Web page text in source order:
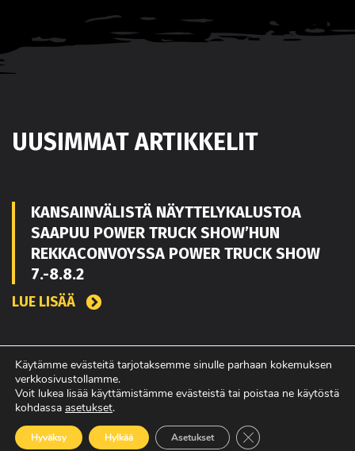
UUSIMMAT ARTIKKELIT
KANSAINVÄLISTÄ NÄYTTELYKALUSTOA
SAAPUU POWER TRUCK SHOW’HUN
REKKACONVOYSSA POWER TRUCK SHOW
7.-8.8.2
LUE LISÄÄ
TOUKO KAAKKO VAHVISTAMAAN MATEKON
MYYNTIÄ PIRKANMAALLA
LUE LISÄÄ
Käytämme evästeitä tarjotaksemme sinulle parhaan kokemuksen
verkkosivustollamme.
Voit lukea lisää käyttämistämme evästeistä tai poistaa ne käytöstä
kohdassa asetukset.
Hyväksy Hylkää Asetukset Sulje evästebanneri